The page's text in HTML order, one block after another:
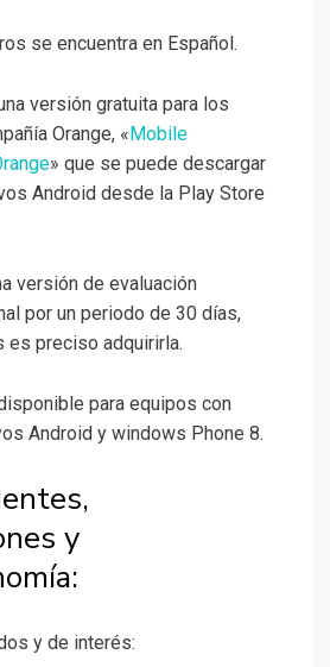
se encuentra en Español.
versión gratuita para los
Orange, « Mobile
» que se puede descargar
Android desde la Play Store
versión de evaluación
por un periodo de 30 días,
preciso adquirirla.
para equipos con
Android y windows Phone 8.
y
y de interés: